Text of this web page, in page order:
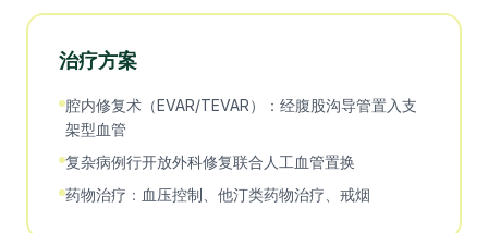
治疗方案
腔内修复术（EVAR/TEVAR）：经腹股沟导管置入支
架型血管
复杂病例行开放外科修复联合人工血管置换
药物治疗：血压控制、他汀类药物治疗、戒烟